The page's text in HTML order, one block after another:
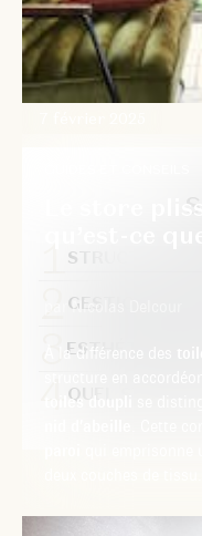
Le store
par Nicolas Delcour
À la différence des
toiles doupli
STRUCTURE
GESTION DE
ESTHÉTIQUE
QUEL STORE